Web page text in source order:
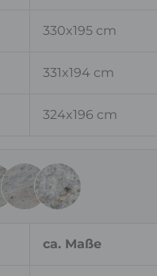
330x195 cm
331x194 cm
324x196 cm
ca. Maße